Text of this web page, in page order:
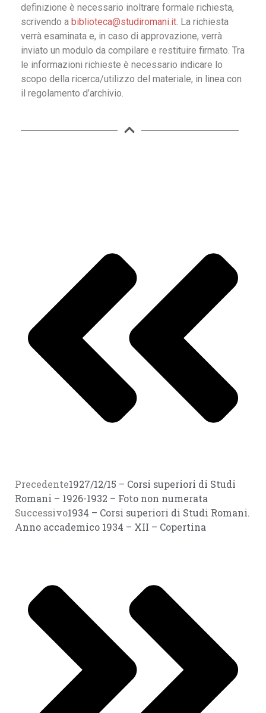
definizione è necessario inoltrare formale richiesta,
scrivendo a biblioteca@studiromani.it. La richiesta
verrà esaminata e, in caso di approvazione, verrà
inviato un modulo da compilare e restituire firmato. Tra
le informazioni richieste è necessario indicare lo
scopo della ricerca/utilizzo del materiale, in linea con
il regolamento d’archivio.
Precedente1927/12/15 – Corsi superiori di Studi
Romani – 1926-1932 – Foto non numerata
Successivo1934 – Corsi superiori di Studi Romani.
Anno accademico 1934 – XII – Copertina